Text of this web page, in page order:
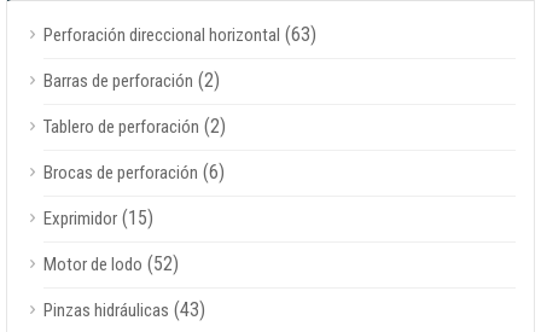
Perforación direccional horizontal (63)
Barras de perforación (2)
Tablero de perforación (2)
Brocas de perforación (6)
Exprimidor (15)
Motor de lodo (52)
Pinzas hidráulicas (43)